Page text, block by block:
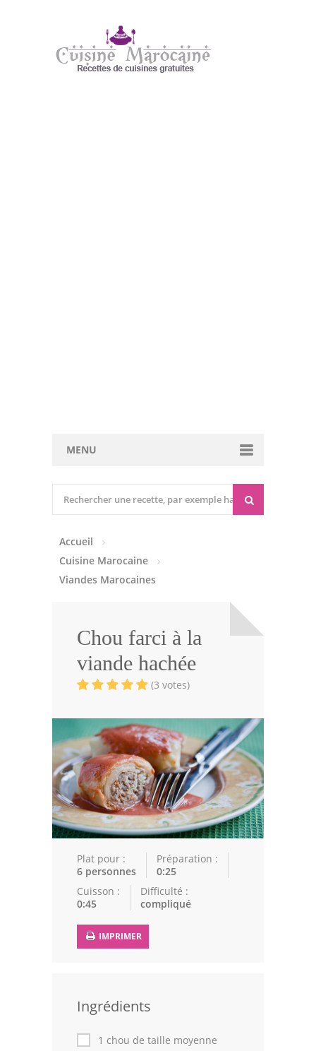
MENU
Entrées Froides
Tajines
Viandes
Volailles
Poissons
Soupes
Pâtisseries
Epices
Recettes Marocaine
Tajines
Viandes
Poissons
Cuisines Orientales
Accueil
Cuisine Marocaine
Viandes Marocaines
Chou farci à la
viande hachée
(3 votes)
Plat pour :
6 personnes
Préparation :
0:25
Cuisson :
0:45
Difficulté :
compliqué
IMPRIMER
Ingrédients
1 chou de taille moyenne